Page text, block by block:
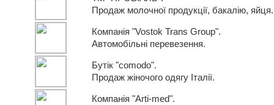
Продаж молочної продукції, бакалію, яйця.
Компанія "Vostok Trans Group".
Автомобільні перевезення.
Бутік "comodo".
Продаж жіночого одягу Італії.
Компанія "Arti-med".